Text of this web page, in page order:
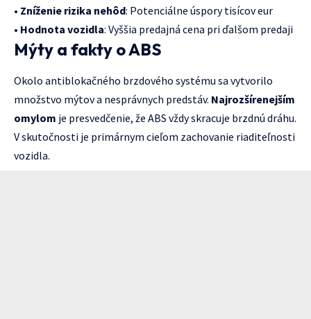
• Zníženie rizika nehôd: Potenciálne úspory tisícov eur
• Hodnota vozidla: Vyššia predajná cena pri ďalšom predaji
Mýty a fakty o ABS
Okolo antiblokačného brzdového systému sa vytvorilo
množstvo mýtov a nesprávnych predstáv. Najrozšírenejším
omylom je presvedčenie, že ABS vždy skracuje brzdnú dráhu.
V skutočnosti je primárnym cieľom zachovanie riaditeľnosti
vozidla.